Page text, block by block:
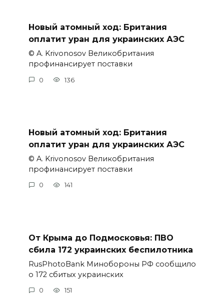
Новый атомный ход: Британия
оплатит уран для украинских АЭС
© A. Krivonosov Великобритания
профинансирует поставки
0 136
Новый атомный ход: Британия
оплатит уран для украинских АЭС
© A. Krivonosov Великобритания
профинансирует поставки
0 141
От Крыма до Подмосковья: ПВО
сбила 172 украинских беспилотника
RusPhotoBank Минобороны РФ сообщило
о 172 сбитых украинских
0 151